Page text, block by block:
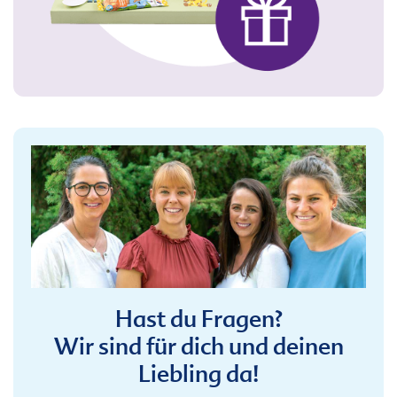
Hast du Fragen?
Wir sind für dich und deinen
Liebling da!